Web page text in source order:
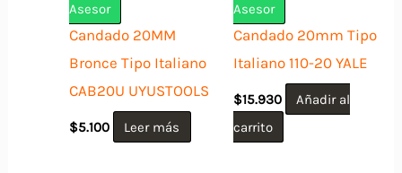
Asesor
Candado 20MM
Bronce Tipo Italiano
CAB20U UYUSTOOLS
$5.100 Leer más
Asesor
Candado 20mm Tipo
Italiano 110-20 YALE
$15.930
Añadir al
carrito